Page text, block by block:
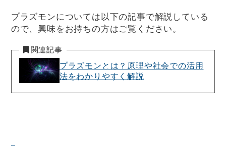
プラズモンについては以下の記事で解説している
ので、興味をお持ちの方はご覧ください。
関連記事
プラズモンとは？原理や社会での活用
法をわかりやすく解説